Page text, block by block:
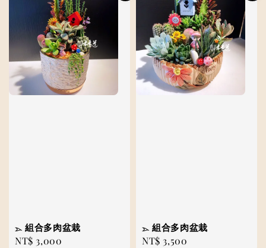
𓂄 組合多肉盆栽
Regular
NT$ 3,000
𓂄 組合多肉盆栽
Regular
NT$ 3,500